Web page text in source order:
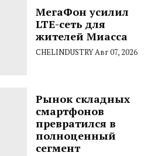
МегаФон усилил
LTE-сеть для
жителей Миасса
CHELINDUSTRYАвг 07, 2026
Рынок складных
смартфонов
превратился в
полноценный
сегмент